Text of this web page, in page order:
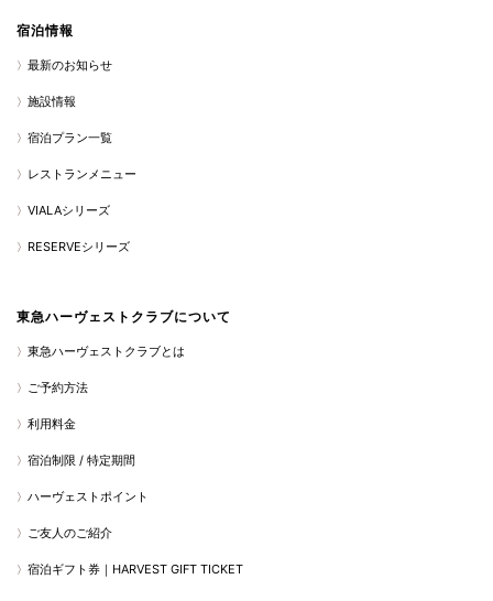
宿泊情報
最新のお知らせ
施設情報
宿泊プラン一覧
レストランメニュー
VIALAシリーズ
RESERVEシリーズ
東急ハーヴェストクラブについて
東急ハーヴェストクラブとは
ご予約方法
利用料金
宿泊制限 / 特定期間
ハーヴェストポイント
ご友人のご紹介
宿泊ギフト券｜HARVEST GIFT TICKET